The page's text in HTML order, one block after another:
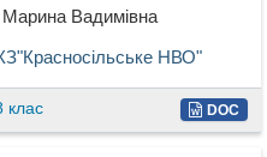
Марина Вадимівна
НВО"
клас DOC